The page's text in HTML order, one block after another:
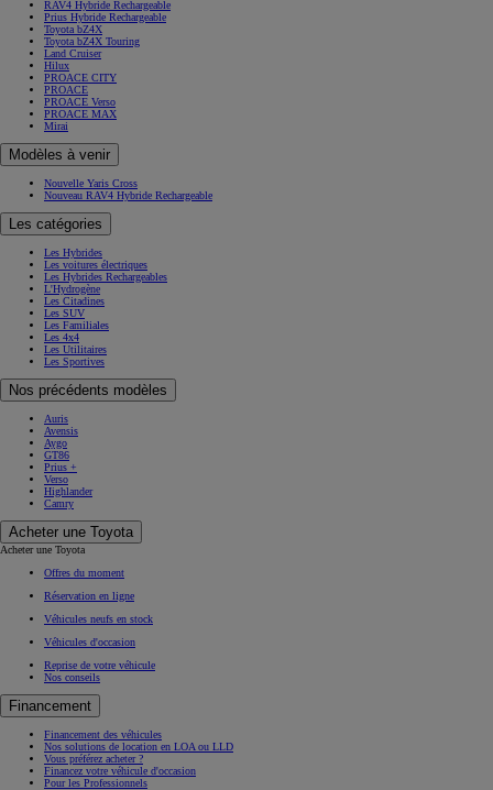
RAV4 Hybride Rechargeable
Prius Hybride Rechargeable
Toyota bZ4X
Toyota bZ4X Touring
Land Cruiser
Hilux
PROACE CITY
PROACE
PROACE Verso
PROACE MAX
Mirai
Modèles à venir
Nouvelle Yaris Cross
Nouveau RAV4 Hybride Rechargeable
Les catégories
Les Hybrides
Les voitures électriques
Les Hybrides Rechargeables
L'Hydrogène
Les Citadines
Les SUV
Les Familiales
Les 4x4
Les Utilitaires
Les Sportives
Nos précédents modèles
Auris
Avensis
Aygo
GT86
Prius +
Verso
Highlander
Camry
Acheter une Toyota
Acheter une Toyota
Offres du moment
Réservation en ligne
Véhicules neufs en stock
Véhicules d'occasion
Reprise de votre véhicule
Nos conseils
Financement
Financement des véhicules
Nos solutions de location en LOA ou LLD
Vous préférez acheter ?
Financez votre véhicule d'occasion
Pour les Professionnels